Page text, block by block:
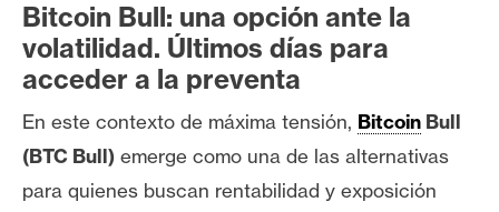
Bitcoin Bull: una opción ante la
volatilidad. Últimos días para
acceder a la preventa
En este contexto de máxima tensión, Bitcoin Bull
(BTC Bull) emerge como una de las alternativas
para quienes buscan rentabilidad y exposición